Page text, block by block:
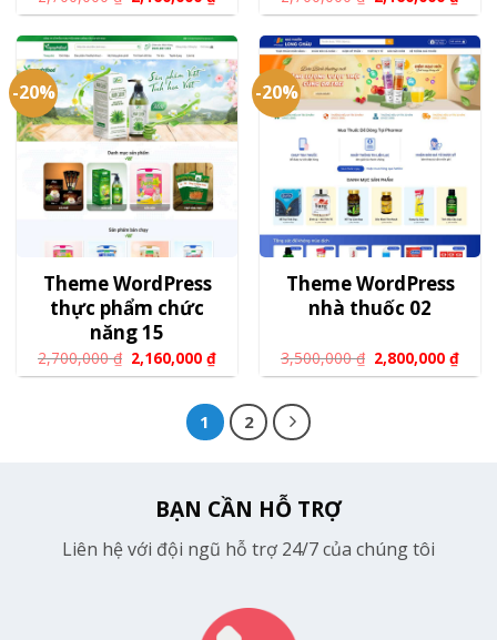
-20%
Theme WordPress
thực phẩm chức
năng 15
2,700,000₫ 2,160,000₫
-20%
Theme WordPress
nhà thuốc 02
3,500,000₫ 2,800,000₫
1 2
BẠN CẦN HỖ TRỢ
Liên hệ với đội ngũ hỗ trợ 24/7 của chúng tôi